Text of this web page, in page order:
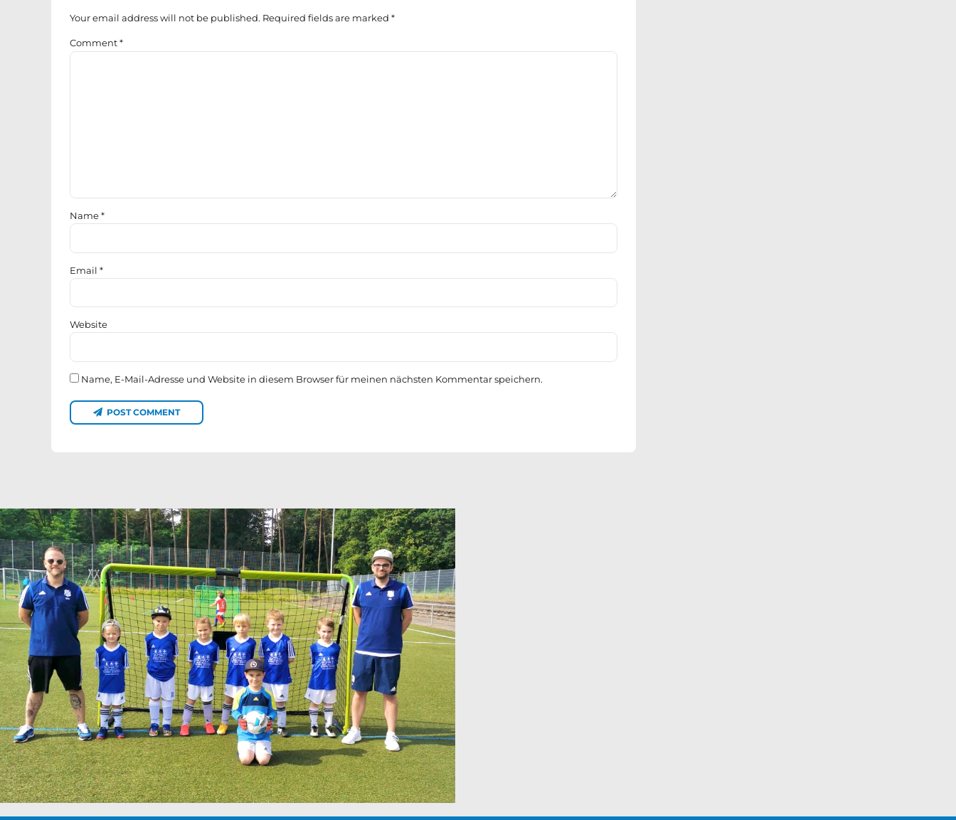
Your email address will not be published. Required fields are marked *
Comment*
Name *
Email *
Website
Name, E-Mail-Adresse und Website in diesem Browser für meinen nächsten Kommentar speichern.
POST COMMENT